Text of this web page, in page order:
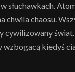
chwila chaosu.
cywilizowany
kiedyś